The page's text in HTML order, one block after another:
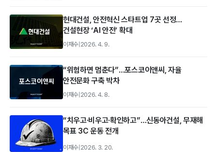
현대건설, 안전혁신 스타트업 7곳 선정…
건설현장 ‘AI 안전’ 확대
이재수 2026. 4. 9.
“위험하면 멈춘다”…포스코이앤씨, 자율
안전문화 구축 박차
이재수 2026. 4. 8.
“치우고·비우고·확인하고”…신동아건설, 무재해
목표 3C 운동 전개
이재수 2026. 3. 20.